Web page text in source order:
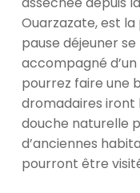
Ouarzazate, est la
pause déjeuner
accompagné
pourrez faire une
dromadaires iront
douche naturelle
d’anciennes
pourront être